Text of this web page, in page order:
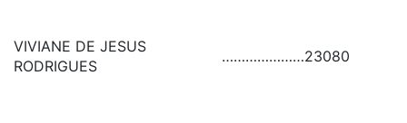
VIVIANE DE JESUS
RODRIGUES
…………………23080